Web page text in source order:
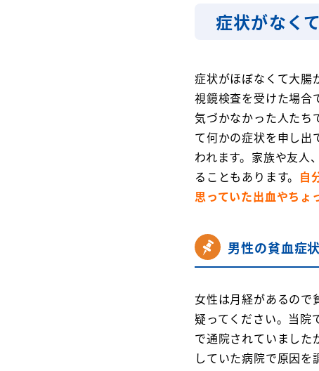
症状がなく
症状がほぼなくて大腸
視鏡検査を受けた場合
気づかなかった人たち
て何かの症状を申し出
われます。家族や友人
ることもあります。 自
思っていた出血やちょ
男性の貧血症
女性は月経があるので
疑ってください。当院
で通院されていました
していた病院で原因